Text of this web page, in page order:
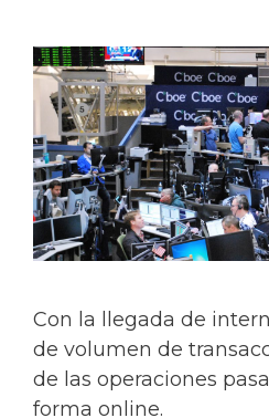
Con la llegada de
de volumen de
de las operaciones
forma online.